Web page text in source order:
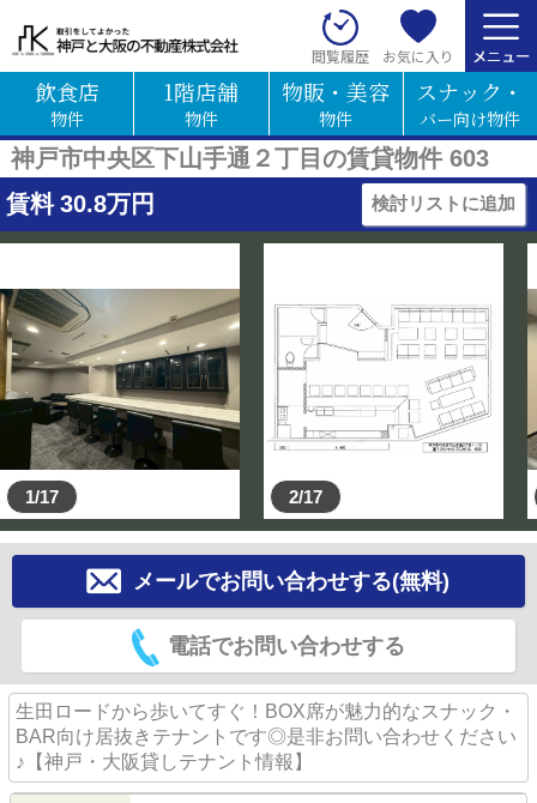
閲覧履歴 お気に入り
飲食店
物件
1階店舗
物件
物販・美容
物件
スナック・
バー向け物件
神戸市中央区下山手通２丁目の賃貸物件 603
賃料 30.8万円 検討リストに追加
1/17 2/17
メールでお問い合わせする(無料)
電話でお問い合わせする
生田ロードから歩いてすぐ！BOX席が魅力的なスナック・
BAR向け居抜きテナントです◎是非お問い合わせください
♪【神戸・大阪貸しテナント情報】